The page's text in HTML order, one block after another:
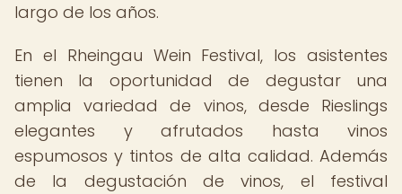
largo de los años.
En el Rheingau Wein Festival, los asistentes
tienen la oportunidad de degustar una
amplia variedad de vinos, desde Rieslings
elegantes y afrutados hasta vinos
espumosos y tintos de alta calidad. Además
de la degustación de vinos, el festival